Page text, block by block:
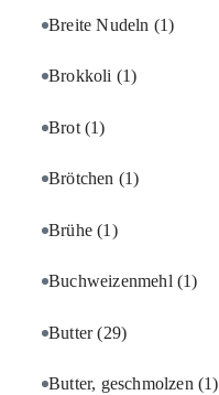
Breite Nudeln (1)
Brokkoli (1)
Brot (1)
Brötchen (1)
Brühe(1)
Buchweizenmehl (1)
Butter(29)
Butter, geschmolzen (1)